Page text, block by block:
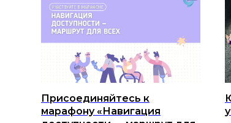
Присоединяйтесь к
марафону «Навигация